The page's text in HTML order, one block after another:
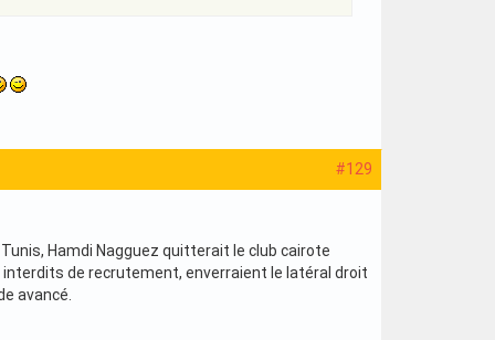
#129
Hamdi Nagguez quitterait le club cairote
de recrutement, enverraient le latéral droit
avancé.